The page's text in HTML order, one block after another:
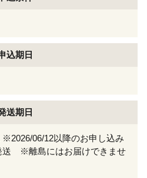
込期日
送期日
※2026/06/12以降のお申し込み
送 ※離島にはお届けできませ